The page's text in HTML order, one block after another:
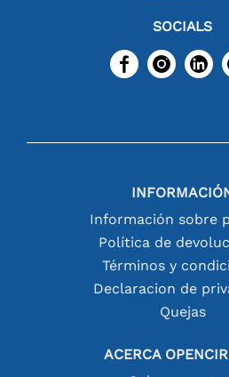
SOCIALS
Información sobre
Política de
Términos y
Declaracion de
Quejas
ACERCA